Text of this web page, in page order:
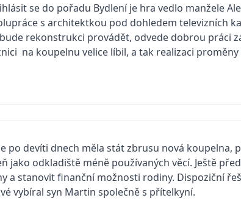
se do pořadu Bydlení je hra vedlo manžele
s architektkou pod dohledem televizních
rekonstrukci provádět, odvede dobrou práci
na koupelnu velice líbil, a tak realizaci proměny
po devíti dnech měla stát zbrusu nová
jako odkladiště méně používaných věcí. Ještě
a stanovit finanční možnosti rodiny. Dispoziční
vybíral syn Martin společně s přítelkyní.